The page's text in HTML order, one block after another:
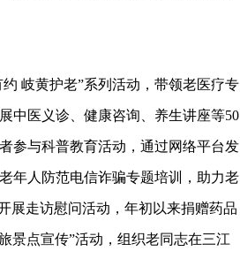
岐黄护老”系列活动，带领老医疗专
中医义诊、健康咨询、养生讲座等50
参与科普教育活动，通过网络平台发
年人防范电信诈骗专题培训，助力老
展走访慰问活动，年初以来捐赠药品
景点宣传”活动，组织老同志在三江